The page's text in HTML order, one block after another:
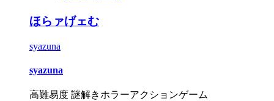
ほらァげェむ
syazuna
syazuna
高難易度 謎解きホラーアクションゲーム